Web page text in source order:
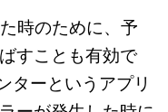
時のために、 予
すことも有効で
ターというアプリ